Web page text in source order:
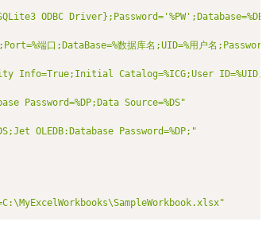
ODBC
端口;DataBase=%数据库名;UID=%用户名
Info=True;Initial Catalog=%ICG;User
Password=%DP;Data Source=%DS"
OLEDB:Database Password=%DP;"